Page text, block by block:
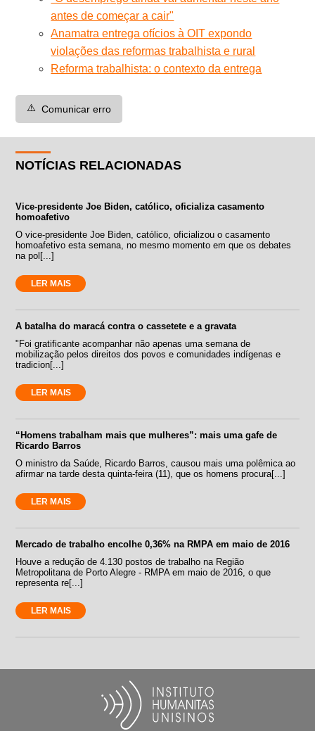
antes de começar a cair"
Anamatra entrega ofícios à OIT expondo
violações das reformas trabalhista e rural
Reforma trabalhista: o contexto da entrega
⚠️ Comunicar erro
NOTÍCIAS RELACIONADAS
Vice-presidente Joe Biden, católico, oficializa casamento
homoafetivo
O vice-presidente Joe Biden, católico, oficializou o casamento
homoafetivo esta semana, no mesmo momento em que os debates
na pol[...]
LER MAIS
A batalha do maracá contra o cassetete e a gravata
"Foi gratificante acompanhar não apenas uma semana de
mobilização pelos direitos dos povos e comunidades indígenas e
tradicion[...]
LER MAIS
“Homens trabalham mais que mulheres”: mais uma gafe de
Ricardo Barros
O ministro da Saúde, Ricardo Barros, causou mais uma polêmica ao
afirmar na tarde desta quinta-feira (11), que os homens procura[...]
LER MAIS
Mercado de trabalho encolhe 0,36% na RMPA em maio de 2016
Houve a redução de 4.130 postos de trabalho na Região
Metropolitana de Porto Alegre - RMPA em maio de 2016, o que
representa re[...]
LER MAIS